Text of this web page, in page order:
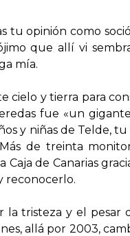
tu opinión como
que allí vi
mía.
cielo y tierra para
fue «un
y niñas de Telde, tu
de treinta
de Canarias
reconocerlo.
la tristeza y el pesar
allá por 2003,